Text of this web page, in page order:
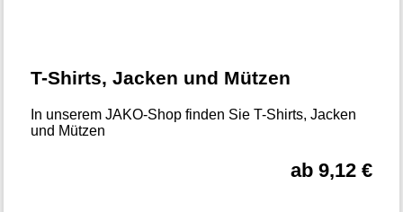
T-Shirts, Jacken und Mützen
In unserem JAKO-Shop finden Sie T-Shirts, Jacken
und Mützen
ab 9,12 €